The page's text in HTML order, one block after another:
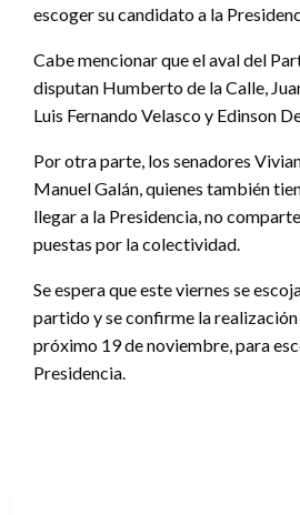
escoger su candidato a la
Cabe mencionar que el aval del
disputan Humberto de la Calle,
Luis Fernando Velasco y Edinson
Por otra parte, los senadores
Manuel Galán, quienes también
llegar a la Presidencia, no
puestas por la colectividad.
Se espera que este viernes se
partido y se confirme la realización
próximo 19 de noviembre, para
Presidencia.